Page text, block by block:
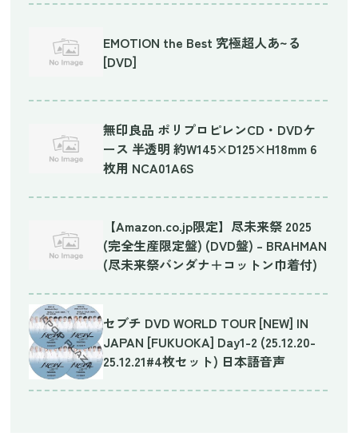
EMOTION the Best 究極超人あ~る
[DVD]
無印良品 ポリプロピレンCD・DVDケ
ース 半透明 約W145×D125×H18mm 6
枚用 NCA01A6S
【Amazon.co.jp限定】尽未来祭 2025
(完全生産限定盤) (DVD盤) – BRAHMAN
(尽未来祭バンダナ＋コットン巾着付)
セブチ DVD WORLD TOUR [NEW] IN
JAPAN [FUKUOKA] Day1-2 (25.12.20-
25.12.21#4枚セット) 日本語音声